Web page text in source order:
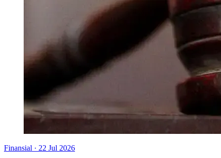
Finansial · 22 Jul 2026